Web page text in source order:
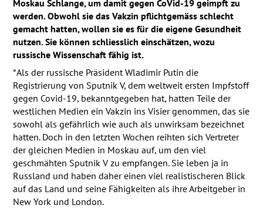
Moskau Schlange, um damit gegen CoVid-19 geimpft zu
werden. Obwohl sie das Vakzin pflichtgemäss schlecht
gemacht hatten, wollen sie es für die eigene Gesundheit
nutzen. Sie können schliesslich einschätzen, wozu
russische Wissenschaft fähig ist.
*Als der russische Präsident Wladimir Putin die
Registrierung von Sputnik V, dem weltweit ersten Impfstoff
gegen Covid-19, bekanntgegeben hat, hatten Teile der
westlichen Medien ein Vakzin ins Visier genommen, das sie
sowohl als gefährlich wie auch als unwirksam bezeichnet
hatten. Doch in den letzten Wochen reihten sich Vertreter
der gleichen Medien in Moskau auf, um den viel
geschmähten Sputnik V zu empfangen. Sie leben ja in
Russland und haben daher einen viel realistischeren Blick
auf das Land und seine Fähigkeiten als ihre Arbeitgeber in
New York und London.